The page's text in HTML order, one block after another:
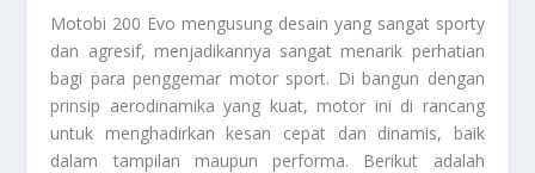
Motobi 200 Evo mengusung desain yang sangat sporty
dan agresif, menjadikannya sangat menarik perhatian
bagi para penggemar motor sport. Di bangun dengan
prinsip aerodinamika yang kuat, motor ini di rancang
untuk menghadirkan kesan cepat dan dinamis, baik
dalam tampilan maupun performa. Berikut adalah